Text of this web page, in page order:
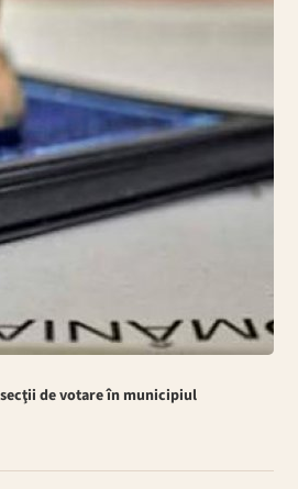
secţii de votare în municipiul